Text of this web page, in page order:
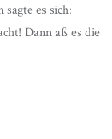
es sich:
Dann aß es die